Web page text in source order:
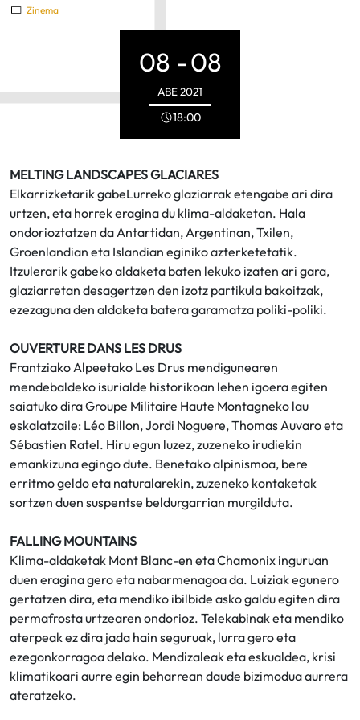
Zinema
08 -08
ABE2021
18:00
MELTING LANDSCAPES GLACIARES
Elkarrizketarik gabeLurreko glaziarrak etengabe ari dira
urtzen, eta horrek eragina du klima-aldaketan. Hala
ondorioztatzen da Antartidan, Argentinan, Txilen,
Groenlandian eta Islandian eginiko azterketetatik.
Itzulerarik gabeko aldaketa baten lekuko izaten ari gara,
glaziarretan desagertzen den izotz partikula bakoitzak,
ezezaguna den aldaketa batera garamatza poliki-poliki.
OUVERTURE DANS LES DRUS
Frantziako Alpeetako Les Drus mendigunearen
mendebaldeko isurialde historikoan lehen igoera egiten
saiatuko dira Groupe Militaire Haute Montagneko lau
eskalatzaile: Léo Billon, Jordi Noguere, Thomas Auvaro eta
Sébastien Ratel. Hiru egun luzez, zuzeneko irudiekin
emankizuna egingo dute. Benetako alpinismoa, bere
erritmo geldo eta naturalarekin, zuzeneko kontaketak
sortzen duen suspentse beldurgarrian murgilduta.
FALLING MOUNTAINS
Klima-aldaketak Mont Blanc-en eta Chamonix inguruan
duen eragina gero eta nabarmenagoa da. Luiziak egunero
gertatzen dira, eta mendiko ibilbide asko galdu egiten dira
permafrosta urtzearen ondorioz. Telekabinak eta mendiko
aterpeak ez dira jada hain seguruak, lurra gero eta
ezegonkorragoa delako. Mendizaleak eta eskualdea, krisi
klimatikoari aurre egin beharrean daude bizimodua aurrera
ateratzeko.